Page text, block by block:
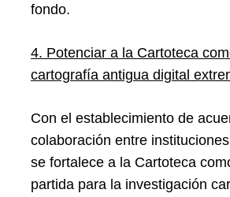
fondo.
4. Potenciar a la Cartoteca
cartografía antigua digital
Con el establecimiento de
colaboración entre
se fortalece a la Cartoteca
partida para la investigación